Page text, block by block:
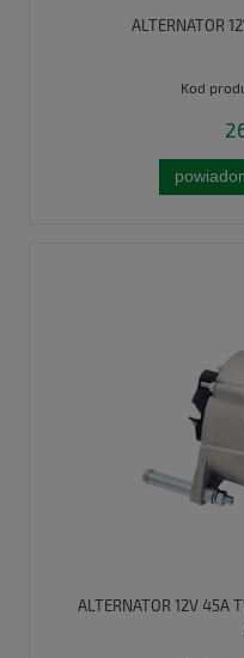
ALTERNATOR
Kod
ALTERNATOR 12V 45A